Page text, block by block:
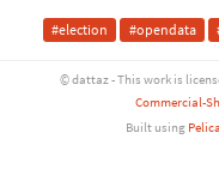
#election #opendata
© dattaz - This work is
Commercial-
Built using